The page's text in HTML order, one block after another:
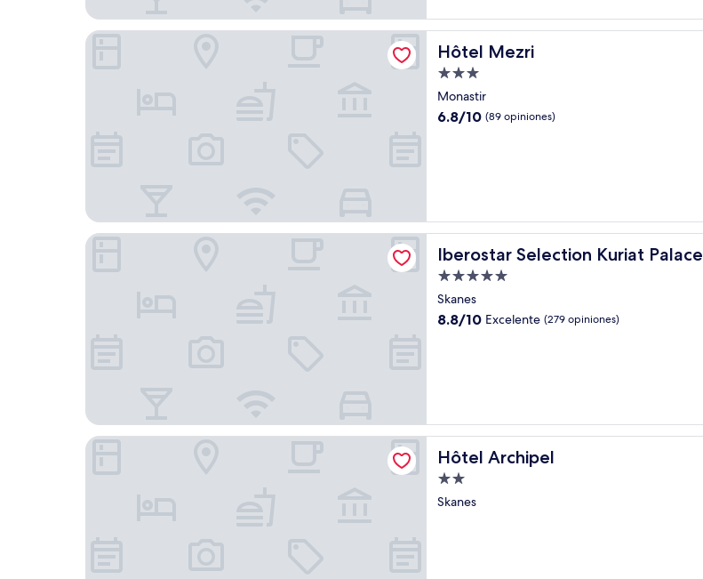
Hôtel Mezri
Hôtel Mezri
Propiedad
de
3.0
Monastir
6.8
6.8/10 (89 opiniones)
Hôtel Mezri
Iberostar Selection Kuriat Palace
Iberostar Selection Kuriat Palace
Propiedad
de
5.0
Skanes
8.8
8.8/10 Excelente (279 opiniones)
Iberostar Selection Kuriat Palace
Hôtel Archipel
Hôtel Archipel
Propiedad
de
Skanes
Hôtel Archipel